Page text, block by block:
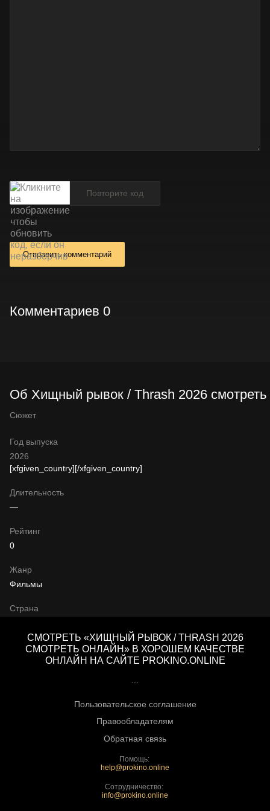
Отправить комментарий
Комментариев 0
Об Хищный рывок / Thrash 2026 смотреть
Сюжет
Год выпуска
2026
Жанр
Фильмы
Длительность
—
[xfgiven_country]
Страна
[/xfgiven_country]
Рейтинг
0
СМОТРЕТЬ «ХИЩНЫЙ РЫВОК / THRASH 2026
СМОТРЕТЬ ОНЛАЙН» В ХОРОШЕМ КАЧЕСТВЕ
ОНЛАЙН НА САЙТЕ PROKINO.ONLINE
Пользовательское соглашение
Правообладателям
Обратная связь
Помощь:
help@prokino.online
Сотрудничество:
info@prokino.online